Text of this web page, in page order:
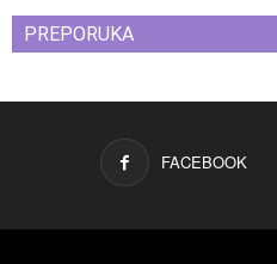
PREPORUKA
FACEBOOK